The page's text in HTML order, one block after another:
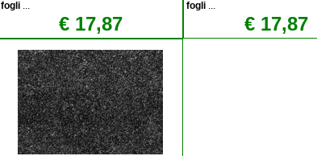
fogli ...
€ 17,87
fogli ...
€ 17,87